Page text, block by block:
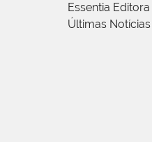
Essentia Editora
Últimas Notícias